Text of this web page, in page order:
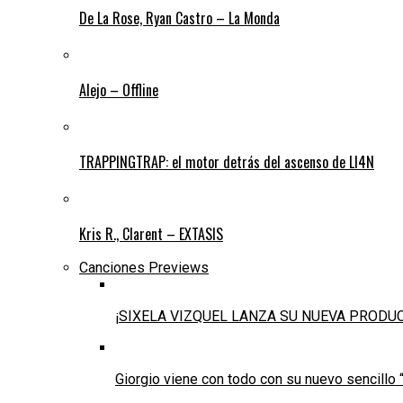
De La Rose, Ryan Castro – La Monda
Alejo – Offline
TRAPPINGTRAP: el motor detrás del ascenso de LI4N
Kris R., Clarent – EXTASIS
Canciones Previews
¡SIXELA VIZQUEL LANZA SU NUEVA
Giorgio viene con todo con su nuevo sencillo